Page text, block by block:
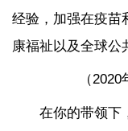
经验，加强在疫苗
康福祉以及全球公
（
在你的带领下